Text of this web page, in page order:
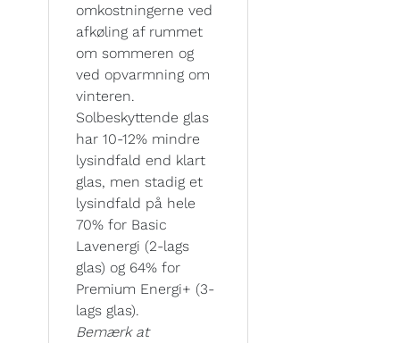
omkostningerne ved
afkøling af rummet
om sommeren og
ved opvarmning om
vinteren.
Solbeskyttende glas
har 10-12% mindre
lysindfald end klart
glas, men stadig et
lysindfald på hele
70% for Basic
Lavenergi (2-lags
glas) og 64% for
Premium Energi+ (3-
lags glas).
Bemærk at